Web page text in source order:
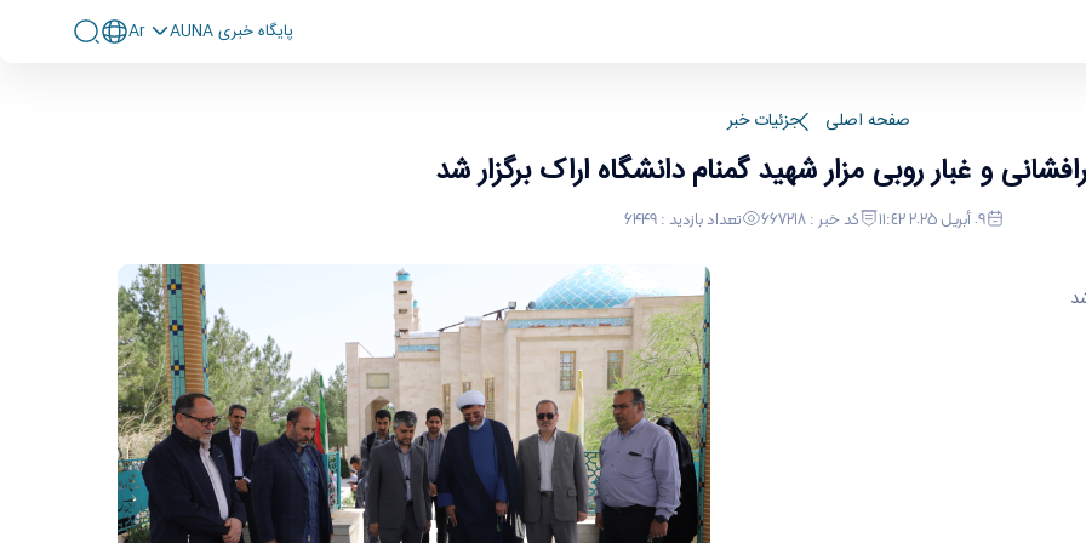
پايگاه خبری AUNA Ar
صفحه اصلی جزئیات خبر
و غبار روبی مزار شهید گمنام دانشگاه اراک برگزار شد
٠٩ أبريل ٢٠٢٥ ١١:٤٢ کد خبر : 667218 تعداد بازدید : 6449